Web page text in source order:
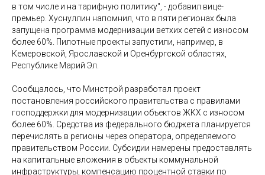
в том числе и на тарифную политику", - добавил вице-
премьер. Хуснуллин напомнил, что в пяти регионах была
запущена программа модернизации ветхих сетей с износом
более 60%. Пилотные проекты запустили, например, в
Кемеровской, Ярославской и Оренбургской областях,
Республике Марий Эл.
Сообщалось, что Минстрой разработал проект
постановления российского правительства с правилами
господдержки для модернизации объектов ЖКХ с износом
более 60%. Средства из федерального бюджета планируется
перечислять в регионы через оператора, определяемого
правительством России. Субсидии намерены предоставлять
на капитальные вложения в объекты коммунальной
инфраструктуры, компенсацию процентной ставки по